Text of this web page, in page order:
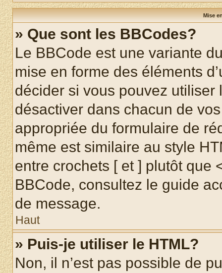
Mise
» Que sont les BBCodes?
Le BBCode est une variante
mise en forme des éléments
décider si vous pouvez
désactiver dans chacun de
appropriée du formulaire de
même est similaire au style
entre crochets [ et ] plutôt que
BBCode, consultez le guide
de message.
Haut
» Puis-je utiliser le HTML?
Non, il n’est pas possible de